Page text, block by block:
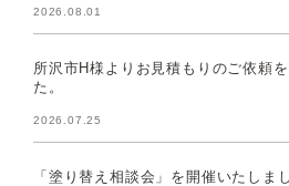
2026.08.01
所沢市H様よりお見積もりのご依頼
た。
2026.07.25
「塗り替え相談会」を開催いたし